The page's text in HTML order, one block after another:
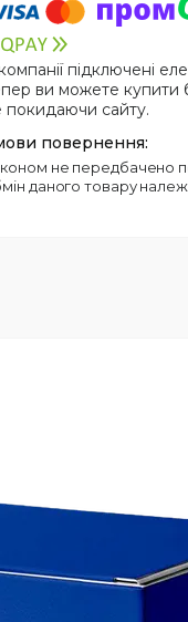
підключені
ви можете купити
покидаючи сайту.
даного товару